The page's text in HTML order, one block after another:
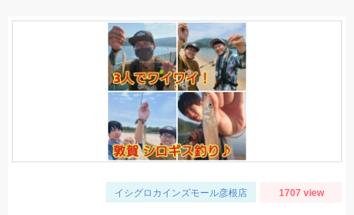
イシグロカインズモール彦根店 1707 view